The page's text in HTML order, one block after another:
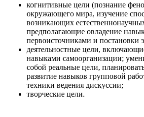
когнитивные цели (познание
окружающего мира, изучение
возникающих
предполагающие овладение
первоисточниками и постановки
деятельностные цели,
навыками самоорганизации;
собой реальные цели,
развитие навыков групповой
техники ведения дискуссии;
творческие цели.